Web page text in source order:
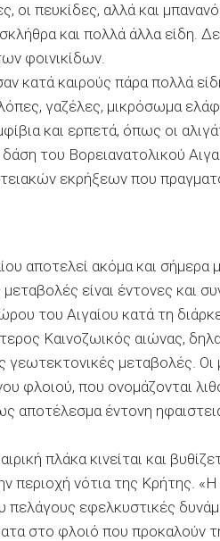
οι πευκίδες, αλλά και
και πολλά άλλα είδη.
φοινικίδων.
κατά καιρούς πάρα πολλά
γαζέλες, µικρόσωµα
και ερπετά, όπως οι
του Βορειανατολικού
εκρήξεων που
αποτελεί ακόµα και σήµερα
είναι έντονες και
του Αιγαίου κατά τη
Καινοζωικός αιώνας,
µεταβολές. Οι
φλοιού, που ονοµάζονται
αποτέλεσµα έντονη
πλάκα κινείται και
περιοχή νότια της Κρήτης.
πελάγους εφελκυστικές
στο φλοιό που προκαλούν